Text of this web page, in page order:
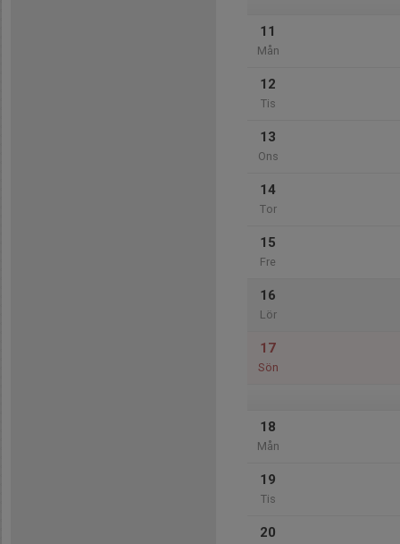
11
Mån
12
Tis
13
Ons
14
Tor
15
Fre
16
Lör
17
Sön
18
Mån
19
Tis
20